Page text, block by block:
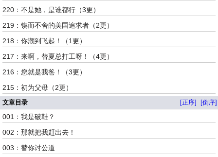
220：不是她，是谁都行（3更）
219：锲而不舍的美国追求者（2更）
218：你潮到飞起！（1更）
217：来啊，替夏总打工呀！（4更）
216：您就是我爸！（3更）
215：初为父母（2更）
文章目录 [正序] [倒序]
001：我是破鞋？
002：那就把我赶出去！
003：替你讨公道